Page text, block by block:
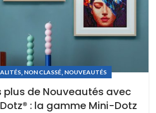
, NON CLASSÉ, NOUVEAUTÉS
plus de Nouveautés avec
: la gamme Mini-Dotz